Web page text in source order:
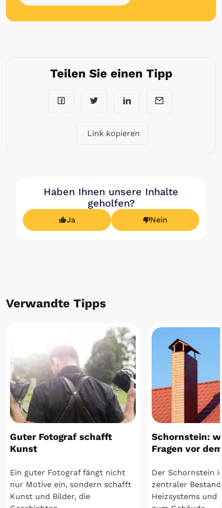
Teilen Sie einen Tipp
Link kopieren
Haben Ihnen unsere Inhalte
geholfen?
Ja Nein
Verwandte Tipps
Guter Fotograf schafft
Kunst
Ein guter Fotograf fängt nicht
nur Motive ein, sondern schafft
Kunst und Bilder, die
Schornstein:
Fragen vor
Der Schornstein
zentraler
Heizsystems und